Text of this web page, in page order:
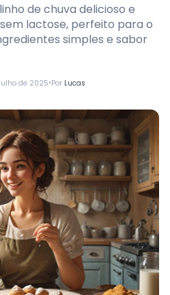
julho de 2025•Por Lucas
de chuva delicioso e
lactose, perfeito para o
simples e sabor